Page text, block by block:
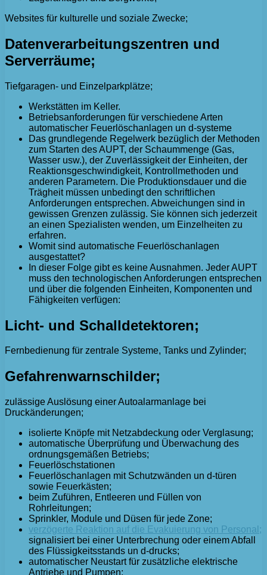
Websites für kulturelle und soziale Zwecke;
Datenverarbeitungszentren und
Serverräume;
Tiefgaragen- und Einzelparkplätze;
Werkstätten im Keller.
Betriebsanforderungen für verschiedene Arten
automatischer Feuerlöschanlagen un d-systeme
Das grundlegende Regelwerk bezüglich der Methoden
zum Starten des AUPT, der Schaummenge (Gas,
Wasser usw.), der Zuverlässigkeit der Einheiten, der
Reaktionsgeschwindigkeit, Kontrollmethoden und
anderen Parametern. Die Produktionsdauer und die
Trägheit müssen unbedingt den schriftlichen
Anforderungen entsprechen. Abweichungen sind in
gewissen Grenzen zulässig. Sie können sich jederzeit
an einen Spezialisten wenden, um Einzelheiten zu
erfahren.
Womit sind automatische Feuerlöschanlagen
ausgestattet?
In dieser Folge gibt es keine Ausnahmen. Jeder AUPT
muss den technologischen Anforderungen entsprechen
und über die folgenden Einheiten, Komponenten und
Fähigkeiten verfügen:
Licht- und Schalldetektoren;
Fernbedienung für zentrale Systeme, Tanks und Zylinder;
Gefahrenwarnschilder;
zulässige Auslösung einer Autoalarmanlage bei
Druckänderungen;
isolierte Knöpfe mit Netzabdeckung oder Verglasung;
automatische Überprüfung und Überwachung des
ordnungsgemäßen Betriebs;
Feuerlöschstationen
Feuerlöschanlagen mit Schutzwänden un d-türen
sowie Feuerkästen;
beim Zuführen, Entleeren und Füllen von
Rohrleitungen;
Sprinkler, Module und Düsen für jede Zone;
verzögerte Reaktion auf die Evakuierung von Personal;
signalisiert bei einer Unterbrechung oder einem Abfall
des Flüssigkeitsstands un d-drucks;
automatischer Neustart für zusätzliche elektrische
Antriebe und Pumpen;